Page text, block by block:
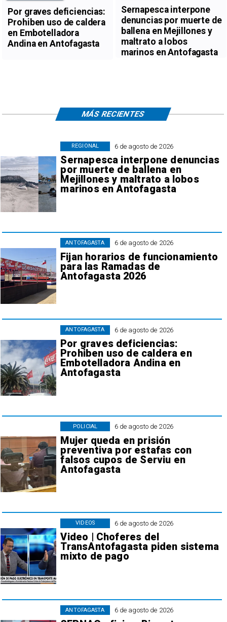
Por graves deficiencias:
Prohiben uso de caldera
en Embotelladora
Andina en Antofagasta
Sernapesca interpone
denuncias por muerte de
ballena en Mejillones y
maltrato a lobos
marinos en Antofagasta
6 de agosto de 2026
Sernapesca interpone denuncias
por muerte de ballena en
Mejillones y maltrato a lobos
marinos en Antofagasta
REGIONAL
6 de agosto de 2026
Fijan horarios de funcionamiento
para las Ramadas de
Antofagasta 2026
ANTOFAGASTA
6 de agosto de 2026
Por graves deficiencias:
Prohiben uso de caldera en
Embotelladora Andina en
Antofagasta
ANTOFAGASTA
6 de agosto de 2026
Mujer queda en prisión
preventiva por estafas con
falsos cupos de Serviu en
Antofagasta
POLICIAL
6 de agosto de 2026
Video | Choferes del
TransAntofagasta piden sistema
mixto de pago
VIDEOS
6 de agosto de 2026
ANTOFAGASTA
MÁS RECIENTES